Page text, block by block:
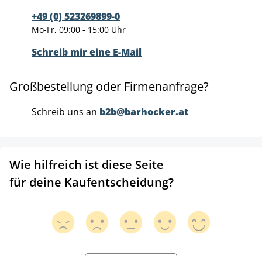
+49 (0) 523269899-0
Mo-Fr, 09:00 - 15:00 Uhr
Schreib mir eine E-Mail
Großbestellung oder Firmenanfrage?
Schreib uns an b2b@barhocker.at
Wie hilfreich ist diese Seite
für deine Kaufentscheidung?